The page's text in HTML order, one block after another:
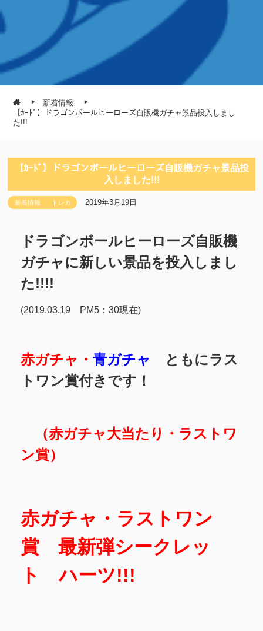
新着情報
【ｶｰﾄﾞ】ドラゴンボールヒーローズ自販機ガチャ景品投入しまし
た!!!
【ｶｰﾄﾞ】ドラゴンボールヒーローズ自販機ガチャ景品投
入しました!!!
新着情報 トレカ 2019年3月19日
ドラゴンボールヒーローズ自販機
ガチャに新しい景品を投入しまし
た!!!!
(2019.03.19 PM5：30現在)
赤ガチャ・ 青ガチャ
ともにラス
トワン賞付きです！
（赤ガチャ大当たり・ラストワ
ン賞）
赤ガチャ・ラストワン
賞 最新弾シークレッ
ト ハーツ!!!